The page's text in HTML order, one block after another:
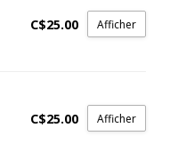
C$25.00 Afficher
C$25.00 Afficher